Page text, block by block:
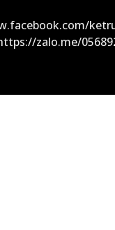
zalo.me/